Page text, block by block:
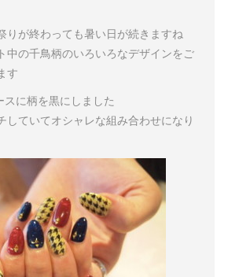
りが終わっても暑い日が続きますね
中の千鳥柄のいろいろなデザインをご
す
スに柄を黒にしました
していてオシャレな組み合わせになり